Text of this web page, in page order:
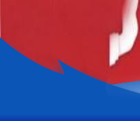
กงานจ้าง ประจำปีงบประมาณ
ประ